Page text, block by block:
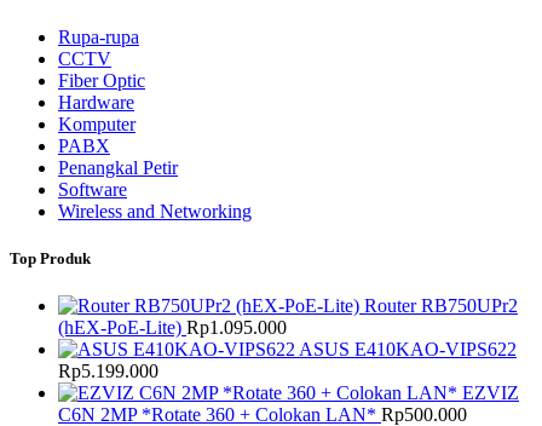
Rupa-rupa
CCTV
Fiber Optic
Hardware
Komputer
PABX
Penangkal Petir
Software
Wireless and Networking
Top Produk
Router RB750UPr2
(hEX-PoE-Lite) Rp1.095.000
ASUS E410KAO-VIPS622
Rp5.199.000
EZVIZ
C6N 2MP *Rotate 360 + Colokan LAN* Rp500.000